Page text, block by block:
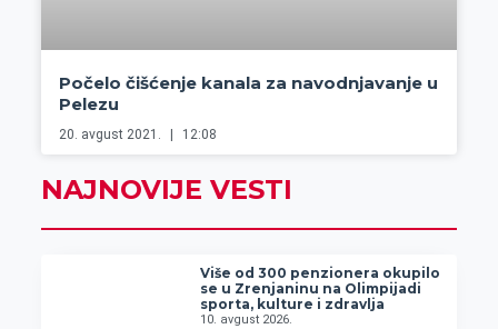
Počelo čišćenje kanala za navodnjavanje u
Pelezu
20. avgust 2021. 12:08
NAJNOVIJE VESTI
Više od 300 penzionera okupilo
se u Zrenjaninu na Olimpijadi
sporta, kulture i zdravlja
10. avgust 2026.